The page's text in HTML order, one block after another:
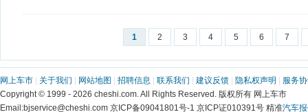
1 2 3 4 5 6 7
网上车市 关于我们 网站地图 招聘信息 联系我们 建议反馈 隐私权声明
服务
Copyright © 1999 - 2026 cheshi.com. All Rights Reserved. 版权所有 网上车市
Email:bjservice@cheshi.com 京ICP备09041801号-1 京ICP证010391号 精准汽车